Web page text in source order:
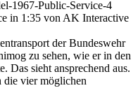
der Bundeswehr
zu sehen, wie er in den
Das sieht ansprechend aus.
die vier möglichen